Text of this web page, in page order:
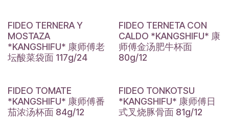
FIDEO TERNERA Y
MOSTAZA
*KANGSHIFU* 康师傅老
坛酸菜袋面 117g/24
FIDEO TERNETA CON
CALDO *KANGSHIFU* 康
师傅金汤肥牛杯面
80g/12
FIDEO TOMATE
*KANGSHIFU* 康师傅番
茄浓汤杯面 84g/12
FIDEO TONKOTSU
*KANGSHIFU* 康师傅日
式叉烧豚骨面 81g/12